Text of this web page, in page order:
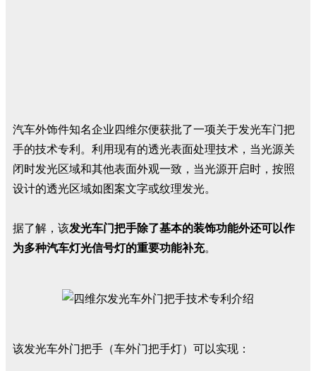
汽车外饰件知名企业四维尔便获批了一项关于发光车门把
手的技术专利。利用现有的透光表面处理技术，当光源关
闭时发光区域和其他表面外观一致，当光源开启时，按照
设计的透光区域如图案文字或纹理发光。
据了解，该发光车门把手除了基本的装饰功能外还可以作
为多种汽车灯光信号灯的重要功能补充。
该发光车外门把手（车外门把手灯）可以实现：